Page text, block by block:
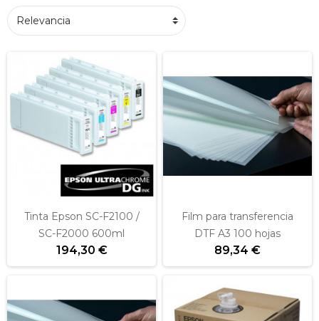
Tinta Epson SC-F2100 /
SC-F2000 600ml
194,30 €
Film para transferencia
DTF A3 100 hojas
89,34 €